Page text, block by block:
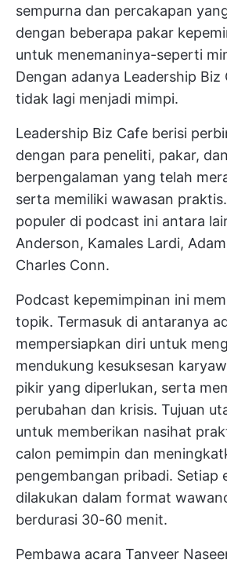
sempurna dan percakapan
dengan beberapa pakar
untuk menemaninya-seperti
Dengan adanya Leadership Biz
tidak lagi menjadi mimpi.
Leadership Biz Cafe berisi
dengan para peneliti, pakar,
berpengalaman yang telah
serta memiliki wawasan
populer di podcast ini antara
Anderson, Kamales Lardi,
Charles Conn.
Podcast kepemimpinan ini
topik. Termasuk di antaranya
mempersiapkan diri untuk
mendukung kesuksesan
pikir yang diperlukan, serta
perubahan dan krisis. Tujuan
untuk memberikan nasihat
calon pemimpin dan
pengembangan pribadi. Setiap
dilakukan dalam format
berdurasi 30-60 menit.
Pembawa acara Tanveer